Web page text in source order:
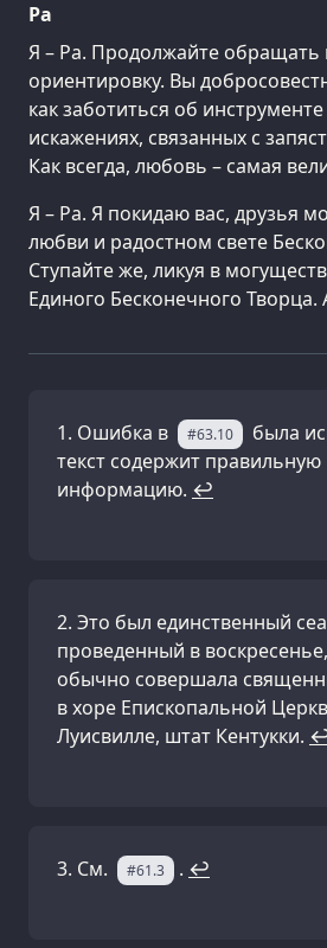
Ра
Я – Ра. Продолжайте обращать
ориентировку. Вы
как заботиться об
искажениях, связанных с
Как всегда, любовь – самая
Я – Ра. Я покидаю вас, друзья
любви и радостном свете
Ступайте же, ликуя в
Единого Бесконечного Творца.
Ошибка в #63.10
была
текст содержит правильную
информацию. ↩
Это был единственный
проведенный в
обычно совершала
в хоре Епископальной
Луисвилле, штат Кентукки.
См. #61.3 . ↩